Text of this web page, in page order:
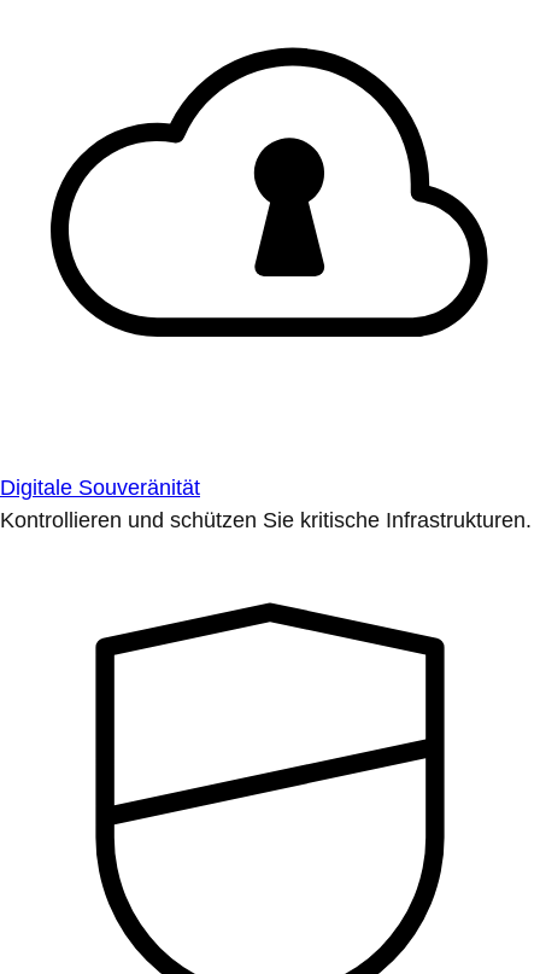
Digitale Souveränität
Kontrollieren und schützen Sie kritische Infrastrukturen.